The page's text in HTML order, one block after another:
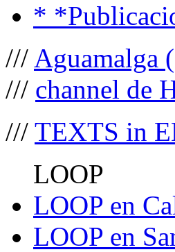
*
/// Aguamalga
/// channel de
/// TEXTS in
LOOP
LOOP en
LOOP en